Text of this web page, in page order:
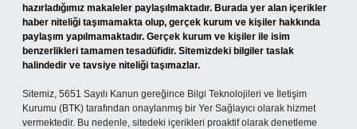
hazırladığımız makaleler paylaşılmaktadır. Burada yer alan içerikler
haber niteliği taşımamakta olup, gerçek kurum ve kişiler hakkında
paylaşım yapılmamaktadır. Gerçek kurum ve kişiler ile isim
benzerlikleri tamamen tesadüfidir. Sitemizdeki bilgiler taslak
halindedir ve tavsiye niteliği taşımazlar.
Sitemiz, 5651 Sayılı Kanun gereğince Bilgi Teknolojileri ve İletişim
Kurumu (BTK) tarafından onaylanmış bir Yer Sağlayıcı olarak hizmet
vermektedir. Bu nedenle, sitedeki içerikleri proaktif olarak denetleme